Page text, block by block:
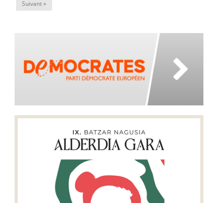
Suivant »